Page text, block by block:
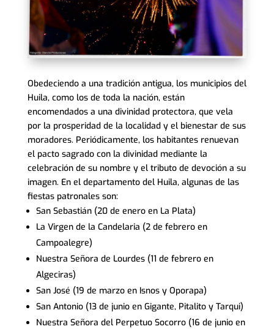
Obedeciendo a una tradición antigua, los municipios del
Huila, como los de toda la nación, están
encomendados a una divinidad protectora, que vela
por la prosperidad de la localidad y el bienestar de sus
moradores. Periódicamente, los habitantes renuevan
el pacto sagrado con la divinidad mediante la
celebración de su nombre y el tributo de devoción a su
imagen. En el departamento del Huila, algunas de las
fiestas patronales son:
San Sebastián (20 de enero en La Plata)
La Virgen de la Candelaria (2 de febrero en
Campoalegre)
Nuestra Señora de Lourdes (11 de febrero en
Algeciras)
San José (19 de marzo en Isnos y Oporapa)
San Antonio (13 de junio en Gigante, Pitalito y Tarqui)
Nuestra Señora del Perpetuo Socorro (16 de junio en